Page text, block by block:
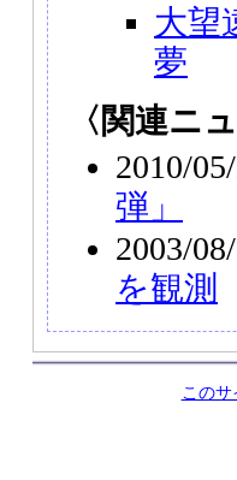
大望
夢
〈関連ニ
2010/
弾」
2003/
を観測
この